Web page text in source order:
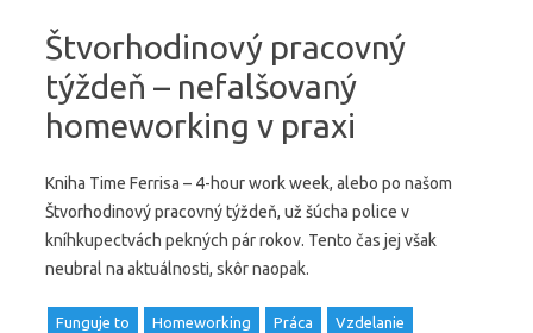
Štvorhodinový pracovný
týždeň – nefalšovaný
homeworking v praxi
Kniha Time Ferrisa – 4-hour work week, alebo po našom
Štvorhodinový pracovný týždeň, už šúcha police v
kníhkupectvách pekných pár rokov. Tento čas jej však
neubral na aktuálnosti, skôr naopak.
Funguje to Homeworking Práca Vzdelanie